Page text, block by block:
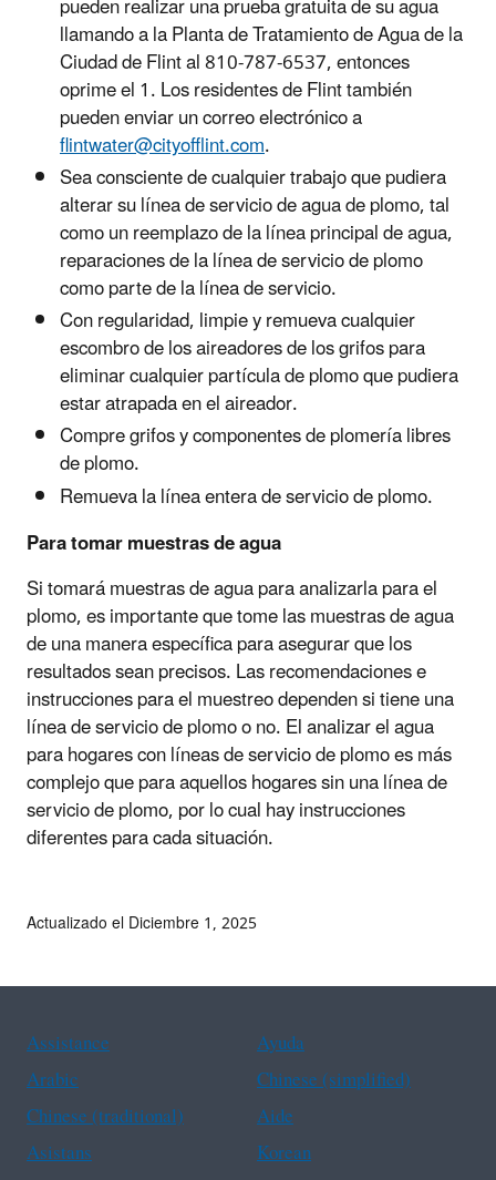
llamando a la Planta de Tratamiento de Agua de la
Ciudad de Flint al 810-787-6537, entonces
oprime el 1. Los residentes de Flint también
pueden enviar un correo electrónico a
flintwater@cityofflint.com.
Sea consciente de cualquier trabajo que pudiera
alterar su línea de servicio de agua de plomo, tal
como un reemplazo de la línea principal de agua,
reparaciones de la línea de servicio de plomo
como parte de la línea de servicio.
Con regularidad, limpie y remueva cualquier
escombro de los aireadores de los grifos para
eliminar cualquier partícula de plomo que pudiera
estar atrapada en el aireador.
Compre grifos y componentes de plomería libres
de plomo.
Remueva la línea entera de servicio de plomo.
Para tomar muestras de agua
Si tomará muestras de agua para analizarla para el
plomo, es importante que tome las muestras de agua
de una manera específica para asegurar que los
resultados sean precisos. Las recomendaciones e
instrucciones para el muestreo dependen si tiene una
línea de servicio de plomo o no. El analizar el agua
para hogares con líneas de servicio de plomo es más
complejo que para aquellos hogares sin una línea de
servicio de plomo, por lo cual hay instrucciones
diferentes para cada situación.
Actualizado el Diciembre 1, 2025
Assistance
Ayuda
Arabic
Chinese (simplified)
Chinese (traditional)
Aide
Asistans
Korean